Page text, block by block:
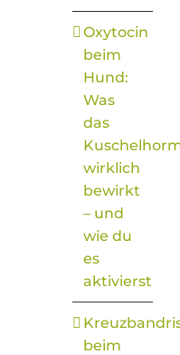
Oxytocin
beim
Hund:
Was
das
wirklich
bewirkt
– und
wie du
es
aktivierst
beim